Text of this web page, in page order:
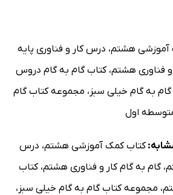
آموزشی هشتم، درس کار و فناوری پایه
و فناوری هشتم،کتاب گام به گام دروس
به گام خیلی سبز ، مجموعه کتاب گام
اول
کتاب کمک آموزشی هشتم، درس
،گام به گام کار و فناوری هشتم،کتاب
، مجموعه کتاب گام به گام خیلی سبز ،